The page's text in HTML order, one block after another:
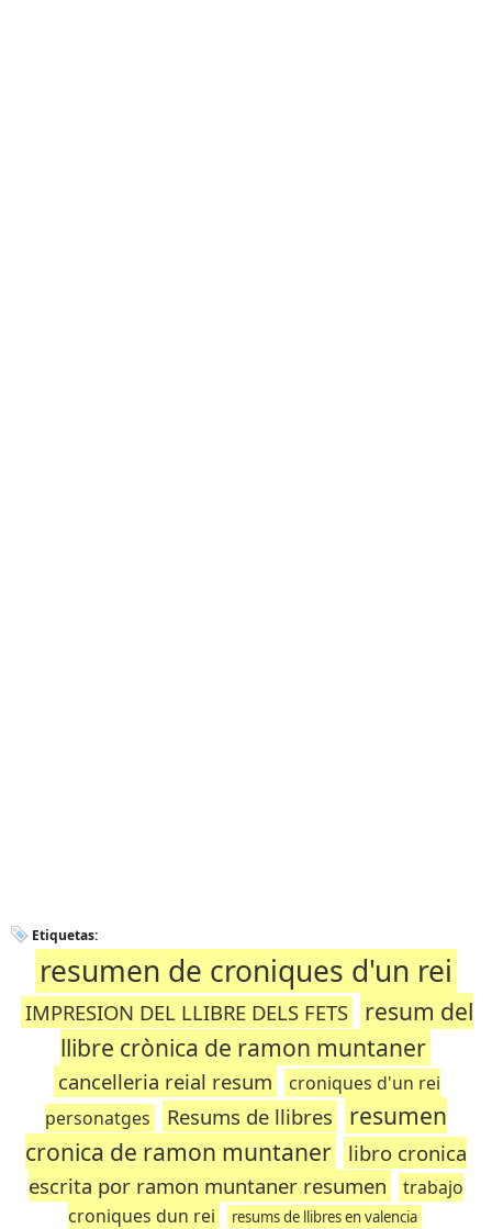
Etiquetas:
resumen de croniques d'un rei
IMPRESION DEL LLIBRE DELS FETS
resum del
llibre crònica de ramon muntaner
cancelleria reial resum
croniques d'un rei
personatges
Resums de llibres
resumen
cronica de ramon muntaner
libro cronica
escrita por ramon muntaner resumen
trabajo
croniques dun rei
resums de llibres en valencia